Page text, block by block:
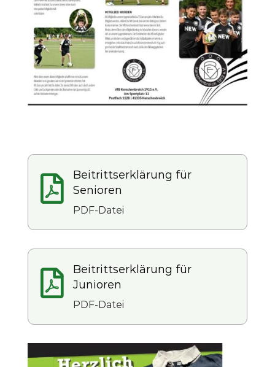

Beitrittserklärung für
Senioren
PDF-Datei

Beitrittserklärung für
Junioren
PDF-Datei